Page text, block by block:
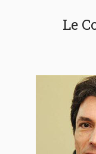
Le